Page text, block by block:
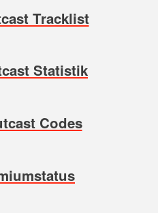
Tracklist
Statistik
Codes